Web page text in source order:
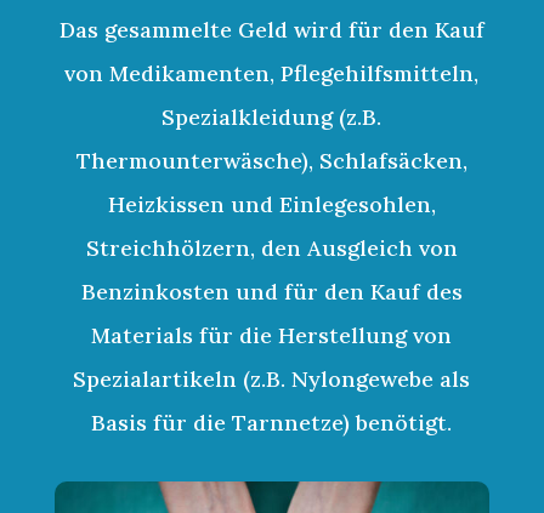
Das gesammelte Geld wird für den Kauf
von Medikamenten, Pflegehilfsmitteln,
Spezialkleidung (z.B.
Thermounterwäsche), Schlafsäcken,
Heizkissen und Einlegesohlen,
Streichhölzern, den Ausgleich von
Benzinkosten und für den Kauf des
Materials für die Herstellung von
Spezialartikeln (z.B. Nylongewebe als
Basis für die Tarnnetze) benötigt.